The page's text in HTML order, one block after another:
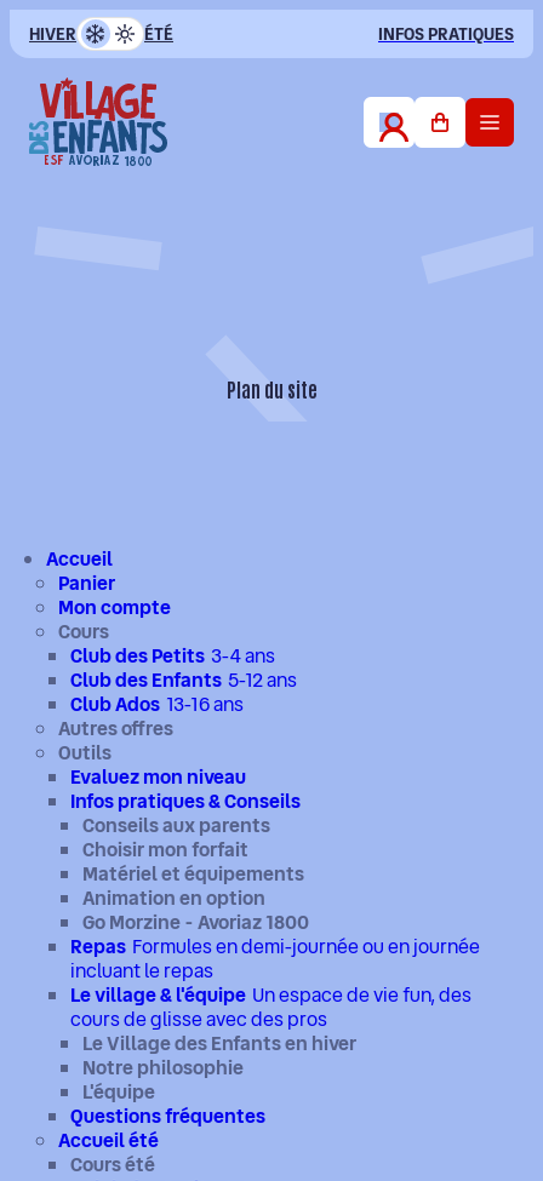
HIVER ÉTÉ INFOS PRATIQUES
Repas
Le village & l'équipe
Questions fréquentes
Plan du site
Accueil
Panier
Mon compte
Cours
Club des Petits 3-4 ans
Club des Enfants 5-12 ans
Club Ados 13-16 ans
Autres offres
Outils
Evaluez mon niveau
Infos pratiques & Conseils
Conseils aux parents
Choisir mon forfait
Matériel et équipements
Animation en option
Go Morzine - Avoriaz 1800
Repas Formules en demi-journée ou en journée
incluant le repas
Le village & l'équipe Un espace de vie fun, des
cours de glisse avec des pros
Le Village des Enfants en hiver
Notre philosophie
L'équipe
Questions fréquentes
Accueil été
Cours été